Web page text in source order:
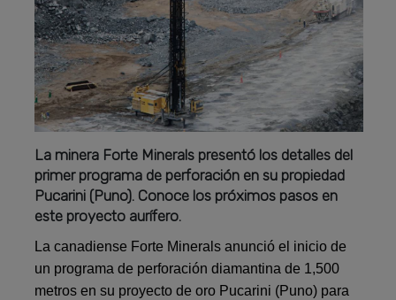
La minera Forte Minerals presentó los detalles del
primer programa de perforación en su propiedad
Pucarini (Puno). Conoce los próximos pasos en
este proyecto aurífero.
La canadiense Forte Minerals anunció el inicio de
un programa de perforación diamantina de 1,500
metros en su proyecto de oro Pucarini (Puno) para